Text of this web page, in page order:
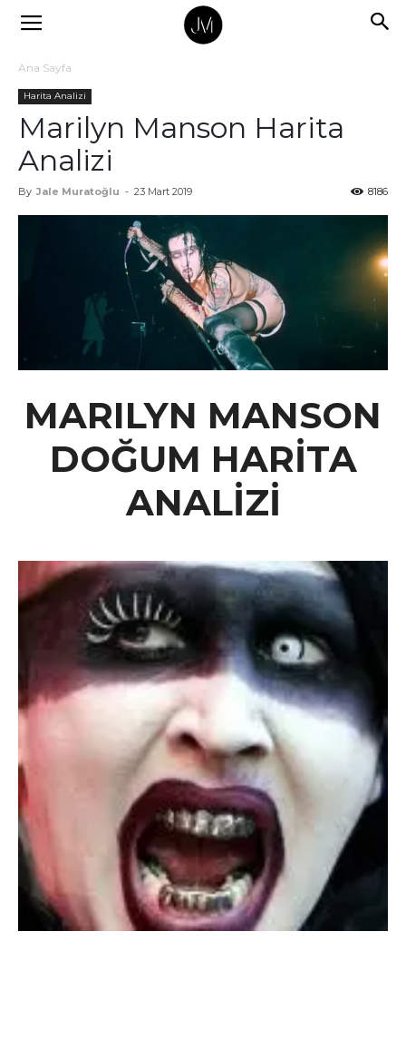
Ana Sayfa
Harita Analizi
Marilyn Manson Harita
Analizi
By Jale Muratoğlu - 23 Mart 2019 8186
MARILYN MANSON
DOĞUM HARİTA
ANALİZİ